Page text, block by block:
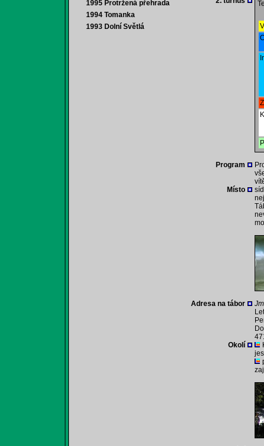
1995 Protržená přehrada
1994 Tomanka
1993 Dolní Světlá
Program
Místo
Adresa na tábor
Okolí